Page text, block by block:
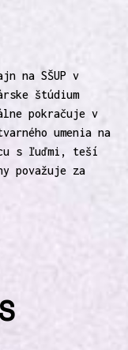
na SŠUP v
štúdium
pokračuje v
umenia na
s ľuďmi, teší
považuje za